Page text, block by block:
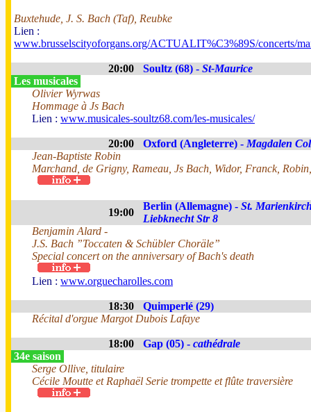
Buxtehude, J. S. Bach (Taf), Reubke
Lien :
www.brusselscityoforgans.org/ACTUALIT%C3%89S/concerts/
20:00 Soultz (68) - St-Maurice
Les musicales
Olivier Wyrwas
Hommage à Js Bach
Lien : www.musicales-soultz68.com/les-musicales/
20:00 Oxford (Angleterre) - Magdalen
Jean-Baptiste Robin
Marchand, de Grigny, Rameau, Js Bach, Widor, Franck,
19:00
Berlin (Allemagne) - St.
Liebknecht Str 8
Benjamin Alard -
J.S. Bach ”Toccaten & Schübler Choräle”
Special concert on the anniversary of Bach's death
Lien : www.orguecharolles.com
18:30
Quimperlé (29)
Récital d'orgue Margot Dubois Lafaye
18:00 Gap (05) - cathédrale
34e saison
Serge Ollive, titulaire
Cécile Moutte et Raphaël Serie trompette et flûte traversière